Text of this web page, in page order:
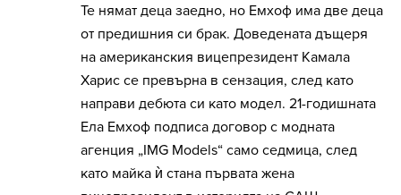
Те нямат деца заедно, но Емхоф има две деца
от предишния си брак. Доведената дъщеря
на американския вицепрезидент Камала
Харис се превърна в сензация, след като
направи дебюта си като модел. 21-годишната
Ела Емхоф подписа договор с модната
агенция „IMG Models“ само седмица, след
като майка ѝ стана първата жена